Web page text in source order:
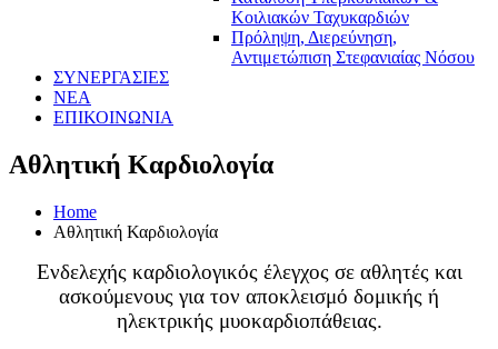
Κοιλιακών Ταχυκαρδιών
Πρόληψη, Διερεύνηση,
Αντιμετώπιση Στεφανιαίας Νόσου
ΣΥΝΕΡΓΑΣΙΕΣ
ΝΕΑ
ΕΠΙΚΟΙΝΩΝΙΑ
Αθλητική Καρδιολογία
Home
Αθλητική Καρδιολογία
Ενδελεχής καρδιολογικός έλεγχος σε αθλητές και
ασκούμενους για τον αποκλεισμό δομικής ή
ηλεκτρικής μυοκαρδιοπάθειας.